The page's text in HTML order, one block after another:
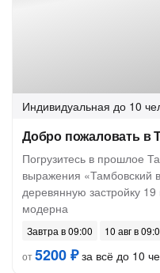
Индивидуальная до 10
Добро пожаловать в
Погрузитесь в прошлое
выражения «Тамбовский
деревянную застройку
модерна
Завтра в 09:00
10 авг в
от5200 ₽за всё до 10